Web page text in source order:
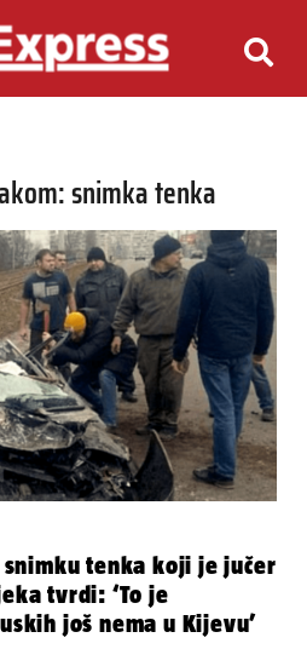
snimka tenka
tenka koji je jučer
tvrdi: ‘To je
još nema u Kijevu’